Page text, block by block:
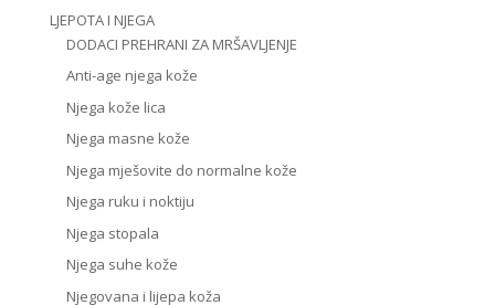
LJEPOTA I NJEGA
DODACI PREHRANI ZA MRŠAVLJENJE
Anti-age njega kože
Njega kože lica
Njega masne kože
Njega mješovite do normalne kože
Njega ruku i noktiju
Njega stopala
Njega suhe kože
Njegovana i lijepa koža